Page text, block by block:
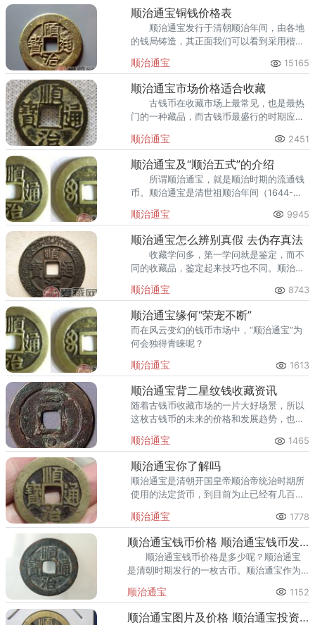
回收渠道里，能精准识别版别溢
顺治通宝铜钱价格表
顺治通宝发行于清朝顺治年间，由各地
的钱局铸造，其正面我们可以看到采用楷书
钱的成分和后来的清朝通宝有所不同，
顺治通宝 15165
顺治通宝市场价格适合收藏
古钱币在收藏市场上最常见，也是最热
门的一种藏品，而古钱币最盛行的时期应该
要铸线材料，而顺治通宝也是清朝时期的一
个币种。
顺治通宝 2451
顺治通宝及“顺治五式”的介绍
所谓顺治通宝，就是顺治时期的流通钱
币。顺治通宝是清世祖顺治年间（1644-
部、户部开设宝源局、宝泉局铸币，后随着
天下统一，在各地开
顺治通宝 9945
顺治通宝怎么辨别真假 去伪存真法
收藏学问多，第一学问就是鉴定，而不
同的收藏品，鉴定起来技巧也不同。顺治通
伪存真”法
顺治通宝 8743
顺治通宝缘何“荣宠不断”
而在风云变幻的钱币市场中，“顺治通宝”为
何会独得青睐呢？
顺治通宝 1613
顺治通宝背二星纹钱收藏资讯
随着古钱币收藏市场的一片大好场景，所以
这枚古钱币的未来的价格和发展趋势，也会
顺治通宝 1465
顺治通宝你了解吗
顺治通宝是清朝开国皇帝顺治帝统治时期所
使用的法定货币，到目前为止已经有几百年
菲。
顺治通宝 1778
顺治通宝钱币价格 顺治通宝钱币发展前景
顺治通宝钱币价格是多少呢？顺治通宝
是清朝时期发行的一枚古币。顺治通宝作为
较低，却具备一定的历史意义，蕴藏的历史
文化也远远高于其面值。
顺治通宝 1152
顺治通宝图片及价格 顺治通宝投资价值